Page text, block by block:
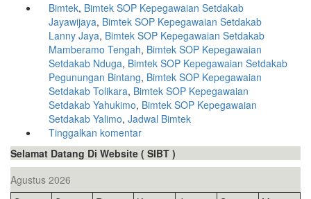
Bimtek, Bimtek SOP Kepegawaian Setdakab
Jayawijaya, Bimtek SOP Kepegawaian Setdakab
Lanny Jaya, Bimtek SOP Kepegawaian Setdakab
Mamberamo Tengah, Bimtek SOP Kepegawaian
Setdakab Nduga, Bimtek SOP Kepegawaian Setdakab
Pegunungan Bintang, Bimtek SOP Kepegawaian
Setdakab Tolikara, Bimtek SOP Kepegawaian
Setdakab Yahukimo, Bimtek SOP Kepegawaian
Setdakab Yalimo, Jadwal Bimtek
Tinggalkan komentar
Selamat Datang Di Website ( SIBT )
Agustus 2026